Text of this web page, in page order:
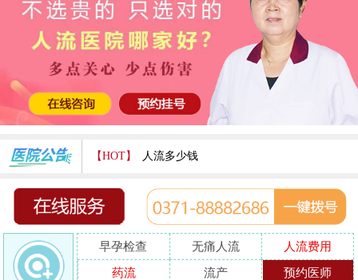
【HOT】 人流多少钱
打胎费用多少
人流医院哪家好
哪家人流专业
早孕检查 无痛人流
人流费用
药流
流产 预约医师